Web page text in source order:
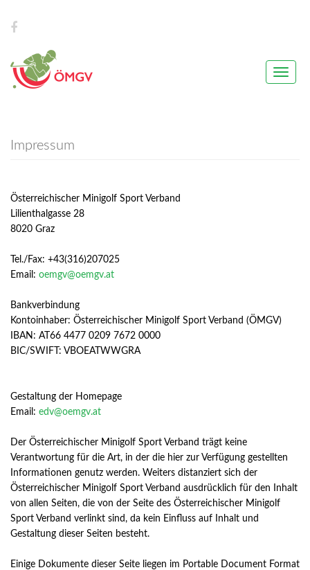
Toggle
Impressum
Österreichischer Minigolf Sport Verband
Lilienthalgasse 28
8020 Graz
Tel./Fax: +43(316)207025
Email: oemgv@oemgv.at
Bankverbindung
Kontoinhaber: Österreichischer Minigolf Sport Verband (ÖMGV)
IBAN: AT66 4477 0209 7672 0000
BIC/SWIFT: VBOEATWWGRA
Gestaltung der Homepage
Email: edv@oemgv.at
Der Österreichischer Minigolf Sport Verband trägt keine
Verantwortung für die Art, in der die hier zur Verfügung gestellten
Informationen genutz werden. Weiters distanziert sich der
Österreichischer Minigolf Sport Verband ausdrücklich für den Inhalt
von allen Seiten, die von der Seite des Österreichischer Minigolf
Sport Verband verlinkt sind, da kein Einfluss auf Inhalt und
Gestaltung dieser Seiten besteht.
Einige Dokumente dieser Seite liegen im Portable Document Format